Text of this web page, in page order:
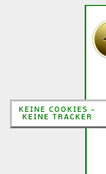
KEINE COOKIES &
KEINE TRACKER
KEINE COOKIES -
KEINE TRACKER